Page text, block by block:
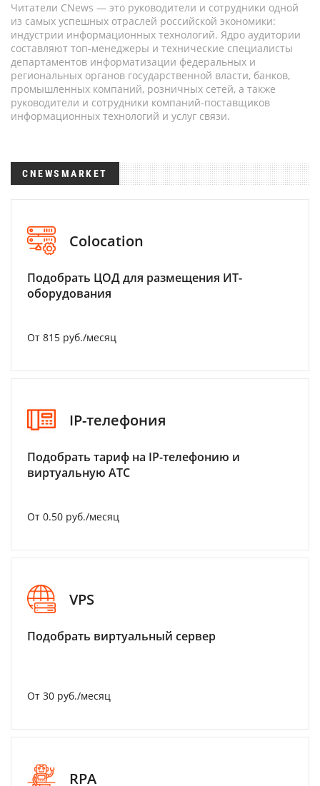
Читатели CNews — это руководители и сотрудники одной
из самых успешных отраслей российской экономики:
индустрии информационных технологий. Ядро аудитории
составляют топ-менеджеры и технические специалисты
департаментов информатизации федеральных и
региональных органов государственной власти, банков,
промышленных компаний, розничных сетей, а также
руководители и сотрудники компаний-поставщиков
информационных технологий и услуг связи.
CNEWSMARKET
Colocation
Подобрать ЦОД для размещения ИТ-
оборудования
От 815 руб./месяц
IP-телефония
Подобрать тариф на IP-телефонию и
виртуальную АТС
От 0.50 руб./месяц
VPS
Подобрать виртуальный сервер
От 30 руб./месяц
RPA